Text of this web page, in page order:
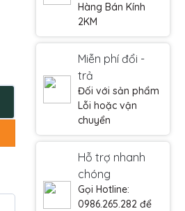
Hàng Bán Kính
2KM
Miễn phí đổi -
trả
Đối với sản phẩm
Lỗi hoặc vận
chuyển
Hỗ trợ nhanh
chóng
Gọi Hotline:
0986.265.282 để